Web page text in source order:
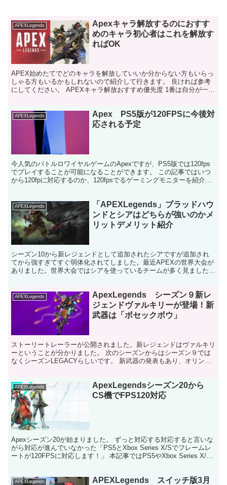
APEXLegends
Apexキャラ解放するのにおすす
めのキャラ初心者はこれを解放す
ればOK
APEX始めたてでどのキャラを解放していいか分からない方もいらっ
しゃる方もいるかもしれないので紹介して行きます。 良ければ参考
にしてください。 APEXキャラ解放おすすめ優先度 1番は自分が一番
APEXLegends
Apex PS5版が120FPSに今後対
応される予定
今人気のバトルロワイヤルゲームのApexですが、PS5版では120fps
でプレイすることが可能になることができます。 この記事ではいつ
から120fpに対応するのか、120fpsでるゲーミングモニターを紹介し
APEXLegends
「APEXLegends」ブラッドハウ
ンドとシアはどちらが強いのかメ
リットデメリット紹介
シーズン10から新レジェンドとして追加されたシアですが追加され
てから強すぎてすぐ弱体化されてしました。最近APEXの世界大会が
ありました。世界大会ではシアを使っているチームが多く見ました。
APEXLegends
ApexLegends シーズン９新レ
ジェンドヴァルキリーが登場！新
武器は「ボセックボウ」
ストーリートレーラーが公開されました。新レジェンドはヴァルキリ
ーということが分かりました。 次のシーズンからはシーズン９では
なくシーズンLEGACYらしいです。 新武器の発表もあり、オリンパ
APEXLegends
ApexLegendsシーズン20から
CS機でFPS120対応
Apexシーズン20が始まりました。 ずっと対応する対応すると言いな
がら対応が進んでいなかった「PS5とXbox Series X/Sでフレームレ
ートが120FPSに対応します！」 本記事ではPS5やXbox Series X/S
APEXLegends
APEXLegends スイッチ版3月